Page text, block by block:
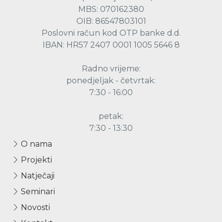
MBS: 070162380
OIB: 86547803101
Poslovni račun kod OTP banke d.d.
IBAN: HR57 2407 0001 1005 5646 8
Radno vrijeme:
ponedjeljak - četvrtak:
7:30 - 16:00
petak:
7:30 - 13:30
O nama
Projekti
Natječaji
Seminari
Novosti